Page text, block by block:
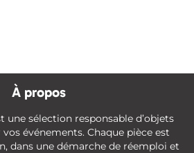
À propos
une sélection responsable d’objets
événements. Chaque pièce est
dans une démarche de réemploi et